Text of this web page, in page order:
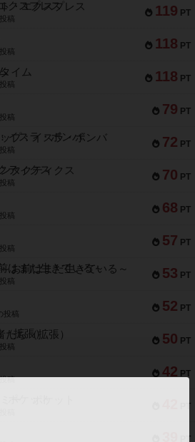
119 PT
・エクスプレス
稿
118 PT
稿
118 PT
イム
稿
79 PT
稿
72 PT
プ：イスラ・ボンバ
稿
70 PT
タクティクス
稿
68 PT
稿
57 PT
稿
53 PT
お前はまだ生きている～
稿
52 PT
投稿
50 PT
ち（拡張）
稿
42 PT
稿
PT
PT